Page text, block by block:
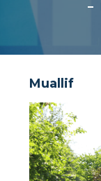
Muallif